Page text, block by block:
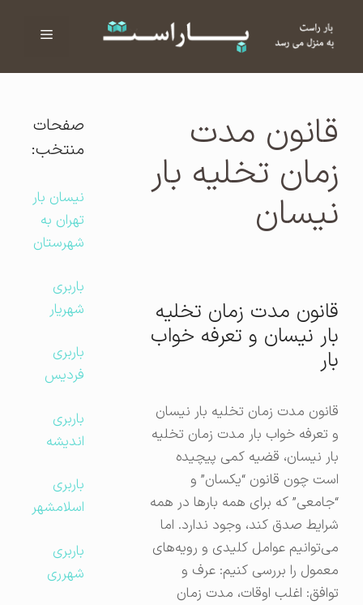
فهرست
قانون مدت
زمان تخلیه بار
نیسان
قانون مدت زمان تخلیه
بار نیسان و تعرفه خواب
قانون مدت زمان تخلیه بار نیسان
و تعرفه خواب بار مدت زمان تخلیه
بار نیسان، قضیه کمی پیچیده
است چون قانون “یکسان” و
“جامعی” که برای همه بارها در همه
شرایط صدق کند، وجود ندارد. اما
می‌توانیم عوامل کلیدی و رویه‌های
معمول را بررسی کنیم: عرف و
توافق: اغلب اوقات، مدت زمان
صفحات
منتخب:
نیسان بار
تهران به
شهرستان
باربری
شهریار
باربری
فردیس
باربری
اندیشه
باربری
اسلامشهر
باربری
شهرری